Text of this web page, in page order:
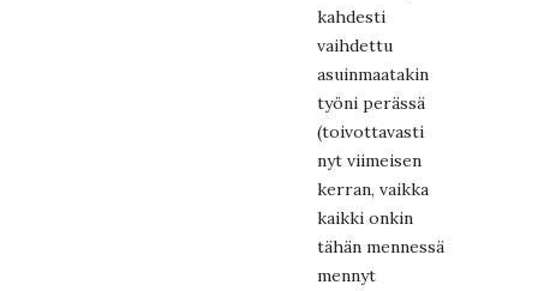
kahdesti
vaihdettu
asuinmaatakin
työni perässä
(toivottavasti
nyt viimeisen
kerran, vaikka
kaikki onkin
tähän mennessä
mennyt